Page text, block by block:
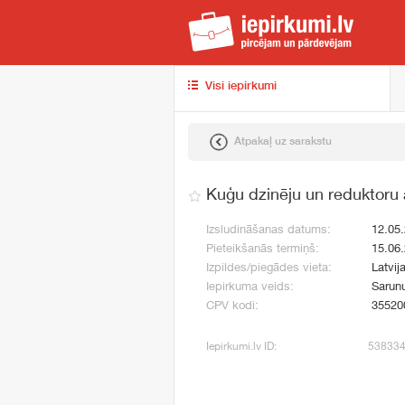
Visi iepirkumi
Atpakaļ uz sarakstu
Kuģu dzinēju un
Izsludināšanas datums:
Pieteikšanās termiņš:
Izpildes/piegādes vieta:
Latvija
Iepirkuma veids:
CPV kodi:
Iepirkumi.lv ID: